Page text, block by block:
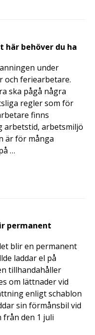
här behöver du ha
under
och feriearbetare.
ska pågå några
regler som för
finns
arbetstid, arbetsmiljö
är för många
…
permanent
blir en permanent
laddar el på
tillhandahåller
om lättnader vid
enligt schablon
sin förmånsbil vid
den 1 juli